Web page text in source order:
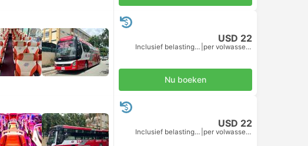
USD 22
Inclusief belastingen per volwassene
Nu boeken
USD 22
Inclusief belastingen per volwassene